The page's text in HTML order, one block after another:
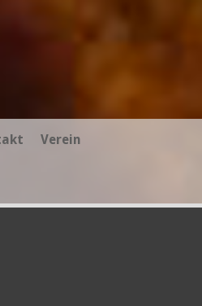
Verein